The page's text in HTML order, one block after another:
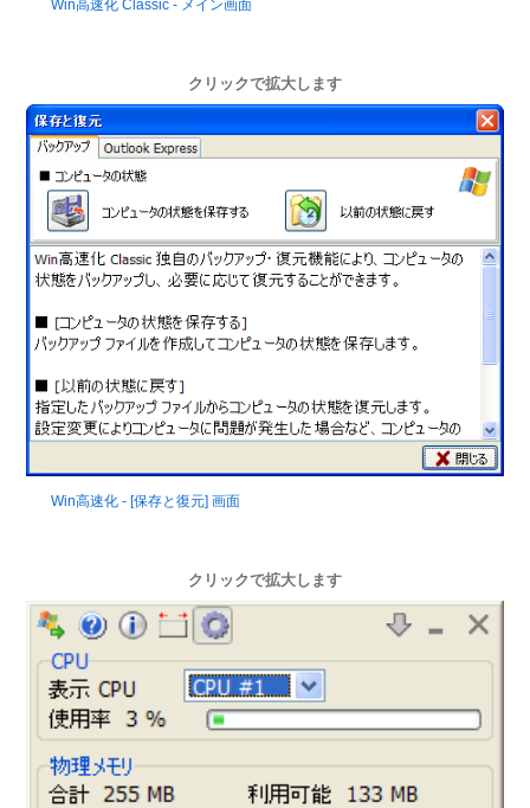
Win高速化 Classic - メイン画面
クリックで拡大します
Win高速化 - [保存と復元] 画面
クリックで拡大します